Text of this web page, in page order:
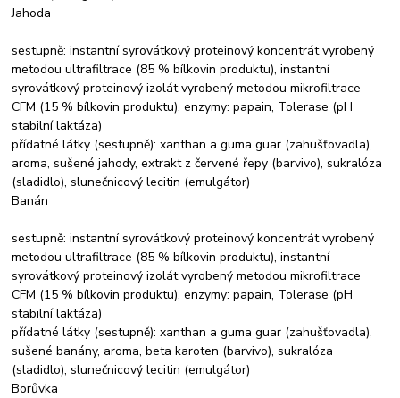
Jahoda
sestupně: instantní syrovátkový proteinový koncentrát vyrobený
metodou ultrafiltrace (85 % bílkovin produktu), instantní
syrovátkový proteinový izolát vyrobený metodou mikrofiltrace
CFM (15 % bílkovin produktu), enzymy: papain, Tolerase (pH
stabilní laktáza)
přídatné látky (sestupně): xanthan a guma guar (zahušťovadla),
aroma, sušené jahody, extrakt z červené řepy (barvivo), sukralóza
(sladidlo), slunečnicový lecitin (emulgátor)
Banán
sestupně: instantní syrovátkový proteinový koncentrát vyrobený
metodou ultrafiltrace (85 % bílkovin produktu), instantní
syrovátkový proteinový izolát vyrobený metodou mikrofiltrace
CFM (15 % bílkovin produktu), enzymy: papain, Tolerase (pH
stabilní laktáza)
přídatné látky (sestupně): xanthan a guma guar (zahušťovadla),
sušené banány, aroma, beta karoten (barvivo), sukralóza
(sladidlo), slunečnicový lecitin (emulgátor)
Borůvka